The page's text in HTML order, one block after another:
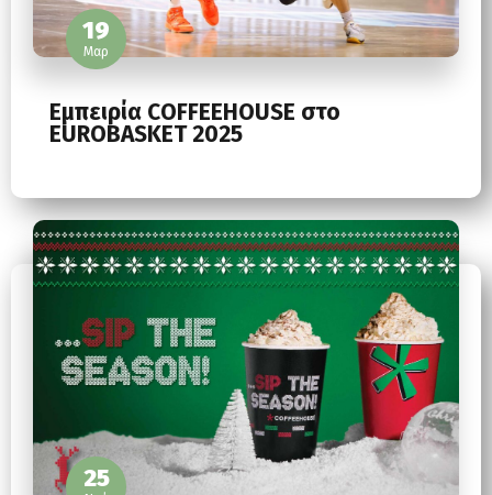
19
Μαρ
Εμπειρία COFFEEHOUSE στο
EUROBASKET 2025
25